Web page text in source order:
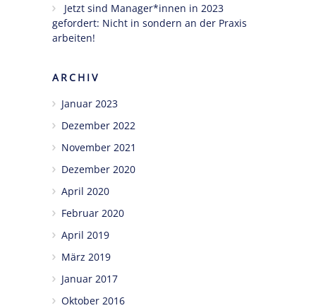
Jetzt sind Manager*innen in 2023
gefordert: Nicht in sondern an der Praxis
arbeiten!
ARCHIV
Januar 2023
Dezember 2022
November 2021
Dezember 2020
April 2020
Februar 2020
April 2019
März 2019
Januar 2017
Oktober 2016